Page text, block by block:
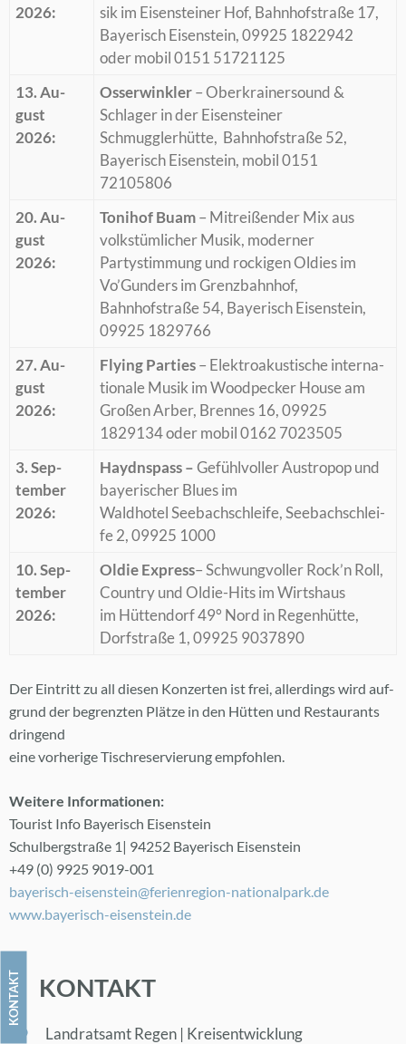
2026:
sik im Ei­sen­stei­ner Hof, Bahn­hof­stra­ße 17,
Baye­risch Ei­sen­stein, 09925 1822942
oder mo­bil 0151 51721125
13. Au­
gust
2026:
Os­ser­wink­ler– Ober­krai­ner­sound &
Schla­ger in der Ei­sen­stei­ner
Schmugg­ler­hüt­te, Bahn­hof­stra­ße 52,
Baye­risch Ei­sen­stein, mo­bil 0151
72105806
20. Au­
gust
2026:
To­ni­hof Buam– Mit­rei­ßen­der Mix aus
volks­tüm­li­cher Mu­sik, mo­der­ner
Par­ty­stim­mung und ro­cki­gen Ol­dies im
Vo’Gun­ders im Grenz­bahn­hof,
Bahn­hof­stra­ße 54, Baye­risch Ei­sen­stein,
09925 1829766
27. Au­
gust
2026:
Fly­ing Par­ties– Elek­tro­akus­ti­sche in­ter­na­
tio­na­le Mu­sik im Wood­pe­cker Hou­se am
Gro­ßen Ar­ber, Bren­nes 16, 09925
1829134 oder mo­bil 0162 7023505
3. Sep­
tem­ber
2026:
Haydnspass –Ge­fühl­vol­ler Aus­tro­pop und
baye­ri­scher Blues im
Wald­ho­tel See­bach­schlei­fe, See­bach­schlei­
fe 2, 09925 1000
10. Sep­
tem­ber
2026:
Ol­die Ex­press– Schwung­vol­ler Rock’n Roll,
Coun­try und Ol­die-Hits im Wirts­haus
im Hüt­ten­dorf 49° Nord in Re­gen­hüt­te,
Dorf­stra­ße 1, 09925 9037890
Der Ein­tritt zu all die­sen Kon­zer­ten ist frei, al­ler­dings wird auf­
grund der be­grenz­ten Plät­ze in den Hüt­ten und Re­stau­rants
drin­gend
eine vor­he­ri­ge Tisch­re­ser­vie­rung emp­foh­len.
Wei­te­re In­for­ma­tio­nen:
Tou­rist Info Baye­risch Ei­sen­stein
Schul­berg­stra­ße 1| 94252 Baye­risch Ei­sen­stein
+49 (0) 9925 9019-001
baye­risch-ei­sen­stein@​fer​ienr​egio​n-​nat​iona​lpar​k.​de
www.​bayerisch-​eis​enst​ein.​de
KON­TAKT
Land­rats­amt Re­gen | Kreis­ent­wick­lung
KON­TAKT